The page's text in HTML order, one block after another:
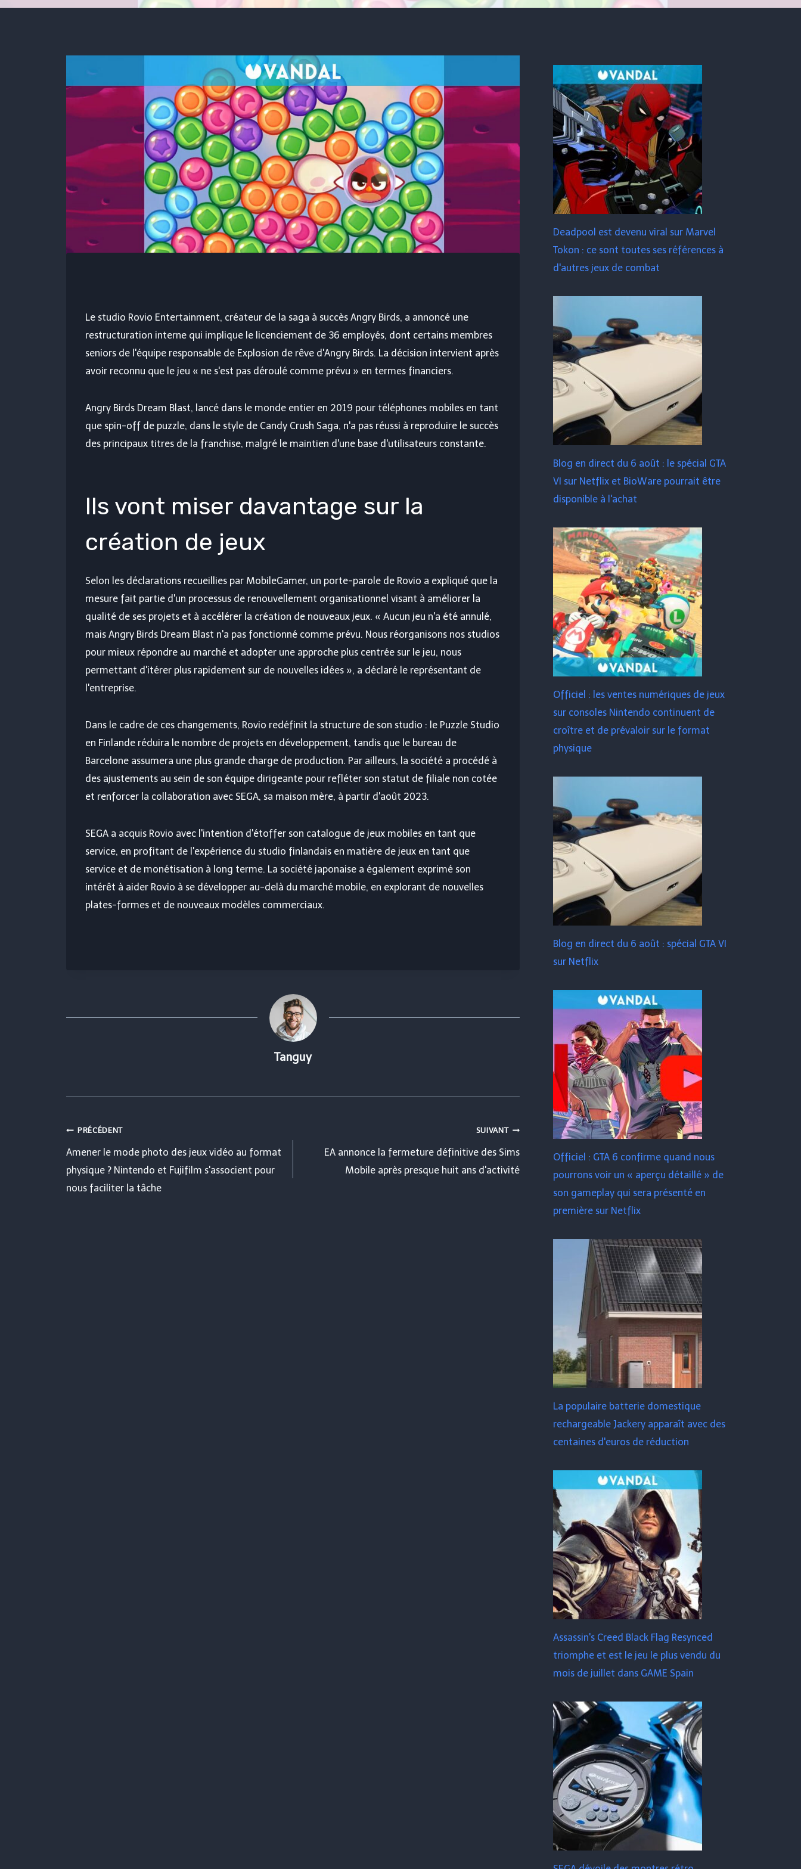
Le studio Rovio Entertainment, créateur de la saga à succès Angry Birds, a annoncé une
restructuration interne qui implique le licenciement de 36 employés, dont certains membres
seniors de l'équipe responsable de Explosion de rêve d'Angry Birds. La décision intervient après
avoir reconnu que le jeu « ne s'est pas déroulé comme prévu » en termes financiers.
Angry Birds Dream Blast, lancé dans le monde entier en 2019 pour téléphones mobiles en tant
que spin-off de puzzle, dans le style de Candy Crush Saga, n'a pas réussi à reproduire le succès
des principaux titres de la franchise, malgré le maintien d'une base d'utilisateurs constante.
Ils vont miser davantage sur la
création de jeux
Selon les déclarations recueillies par MobileGamer, un porte-parole de Rovio a expliqué que la
mesure fait partie d'un processus de renouvellement organisationnel visant à améliorer la
qualité de ses projets et à accélérer la création de nouveaux jeux. « Aucun jeu n'a été annulé,
mais Angry Birds Dream Blast n'a pas fonctionné comme prévu. Nous réorganisons nos studios
pour mieux répondre au marché et adopter une approche plus centrée sur le jeu, nous
permettant d'itérer plus rapidement sur de nouvelles idées », a déclaré le représentant de
l'entreprise.
Dans le cadre de ces changements, Rovio redéfinit la structure de son studio : le Puzzle Studio
en Finlande réduira le nombre de projets en développement, tandis que le bureau de
Barcelone assumera une plus grande charge de production. Par ailleurs, la société a procédé à
des ajustements au sein de son équipe dirigeante pour refléter son statut de filiale non cotée
et renforcer la collaboration avec SEGA, sa maison mère, à partir d'août 2023.
SEGA a acquis Rovio avec l'intention d'étoffer son catalogue de jeux mobiles en tant que
service, en profitant de l'expérience du studio finlandais en matière de jeux en tant que
service et de monétisation à long terme. La société japonaise a également exprimé son
intérêt à aider Rovio à se développer au-delà du marché mobile, en explorant de nouvelles
plates-formes et de nouveaux modèles commerciaux.
Tanguy
Navigation
de
PRÉCÉDENT
Amener le mode photo des jeux vidéo au format
physique ? Nintendo et Fujifilm s'associent pour
nous faciliter la tâche
SUIVANT
EA annonce la fermeture définitive des Sims
Mobile après presque huit ans d'activité
Deadpool est devenu viral sur Marvel
Tokon : ce sont toutes ses références à
d'autres jeux de combat
Blog en direct du 6 août : le spécial GTA
VI sur Netflix et BioWare pourrait être
disponible à l'achat
Officiel : les ventes numériques de jeux
sur consoles Nintendo continuent de
croître et de prévaloir sur le format
physique
Blog en direct du 6 août : spécial GTA VI
sur Netflix
Officiel : GTA 6 confirme quand nous
pourrons voir un « aperçu détaillé » de
son gameplay qui sera présenté en
première sur Netflix
La populaire batterie domestique
rechargeable Jackery apparaît avec des
centaines d'euros de réduction
Assassin's Creed Black Flag Resynced
triomphe et est le jeu le plus vendu du
mois de juillet dans GAME Spain